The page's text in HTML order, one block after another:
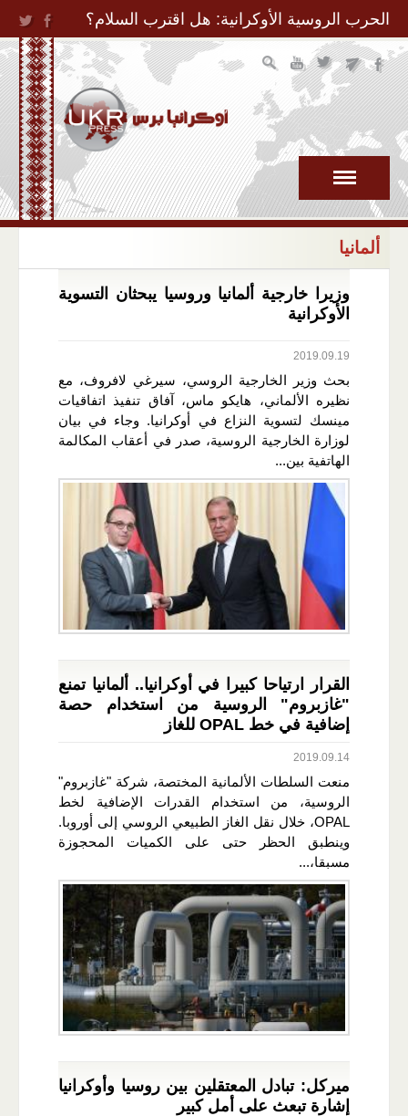
Jump to Navigation
الحرب الروسية الأوكرانية: هل اقترب السلام؟
ألمانيا
وزيرا خارجية ألمانيا وروسيا يبحثان التسوية
الأوكرانية
2019.09.19
بحث وزير الخارجية الروسي، سيرغي لافروف، مع
نظيره الألماني، هايكو ماس، آفاق تنفيذ اتفاقيات
مينسك لتسوية النزاع في أوكرانيا. وجاء في بيان
لوزارة الخارجية الروسية، صدر في أعقاب المكالمة
الهاتفية بين...
القرار ارتياحا كبيرا في أوكرانيا.. ألمانيا تمنع
"غازبروم" الروسية من استخدام حصة
إضافية في خط OPAL للغاز
2019.09.14
منعت السلطات الألمانية المختصة، شركة "غازبروم"
الروسية، من استخدام القدرات الإضافية لخط
OPAL، خلال نقل الغاز الطبيعي الروسي إلى أوروبا.
وينطبق الحظر حتى على الكميات المحجوزة
مسبقا،...
ميركل: تبادل المعتقلين بين روسيا وأوكرانيا
إشارة تبعث على أمل كبير